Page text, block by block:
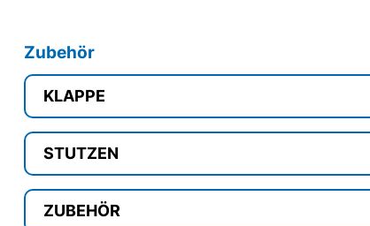
Zubehör
KLAPPE
STUTZEN
ZUBEHÖR